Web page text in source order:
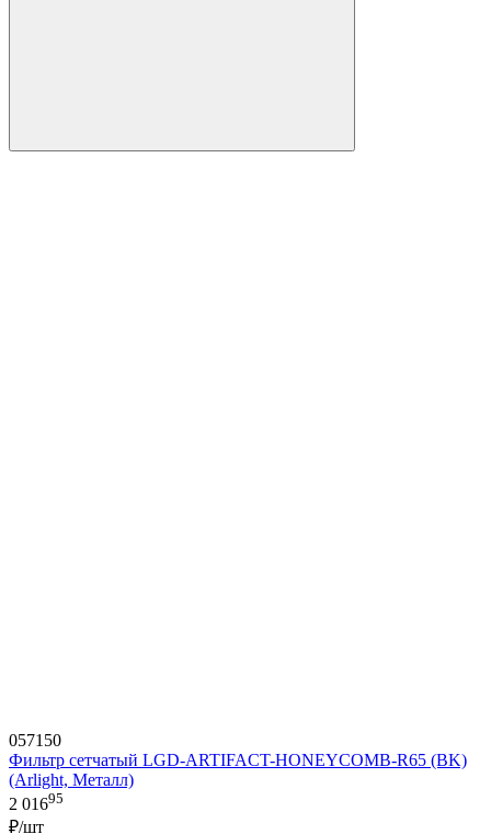
057150
Фильтр сетчатый LGD-ARTIFACT-HONEYCOMB-R65 (BK)
(Arlight, Металл)
2 01695
₽/шт